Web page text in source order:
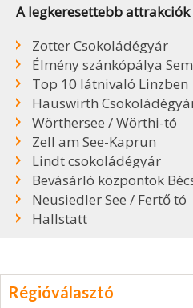
A legkeresettebb attrakciók
Zotter Csokoládégyár
Élmény szánkópálya
Top 10 látnivaló Linzben
Hauswirth
Wörthersee / Wörthi-tó
Zell am See-Kaprun
Lindt csokoládégyár
Bevásárló központok
Neusiedler See / Fertő tó
Hallstatt
Régióválasztó